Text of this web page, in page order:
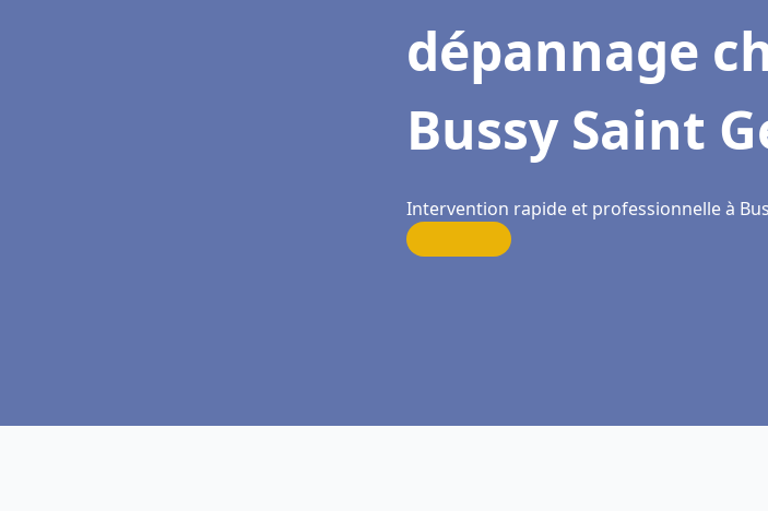
dépannage
Bussy Saint
Intervention rapide et professionnelle à